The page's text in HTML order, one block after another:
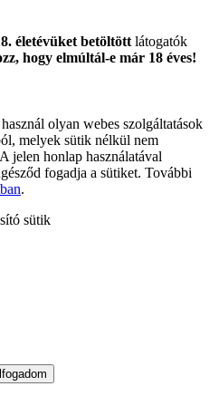
életévüket betöltött látogatók
hogy elmúltál-e már 18 éves!
olyan webes szolgáltatások
melyek sütik nélkül nem
jelen honlap használatával
fogadja a sütiket. További
.
sütik